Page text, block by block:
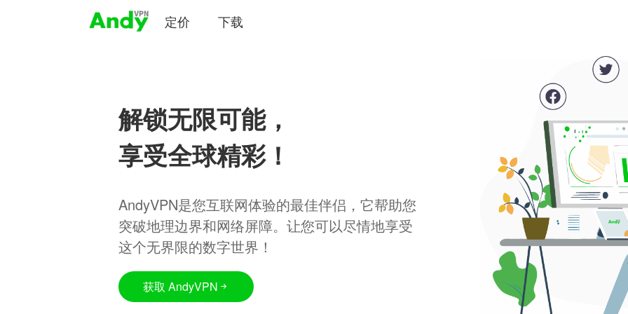
定价 下载
解锁无限可能，
享受全球精彩！
AndyVPN是您互联网体验的最佳伴侣，它帮助您
突破地理边界和网络屏障。让您可以尽情地享受
这个无界限的数字世界！
获取 AndyVPN